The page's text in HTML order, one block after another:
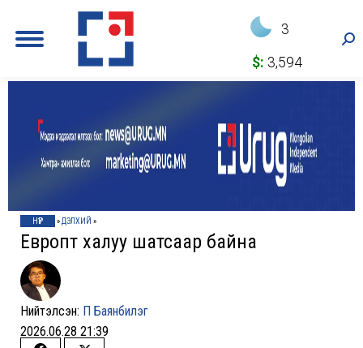
3
$: 3,594
НҮҮР »ДЭЛХИЙ »
Европт халуу шатсаар байна
Нийтэлсэн: П Баянбилэг
2026.06.28 21:39